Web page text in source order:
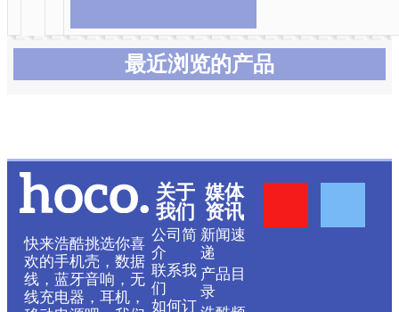
最近浏览的产品
快来浩酷挑选你喜
欢的手机壳，数据
线，蓝牙音响，无
线充电器，耳机，
关于
我们
公司简
介
联系我
们
如何订
媒体
资讯
新闻速
递
产品目
录